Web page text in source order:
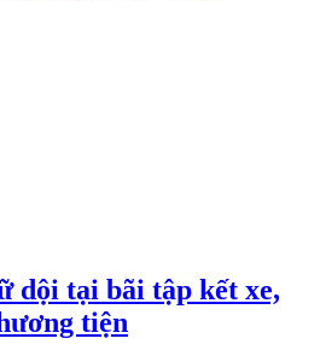
dội tại bãi tập kết xe,
tiện